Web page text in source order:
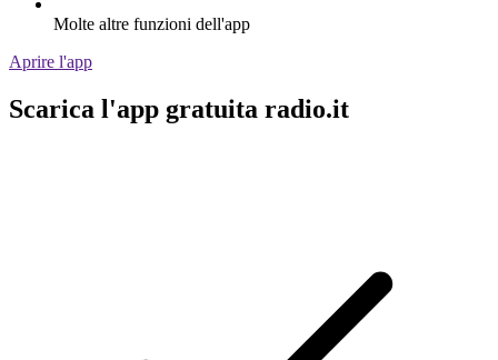
Molte altre funzioni dell'app
Aprire l'app
Scarica l'app gratuita radio.it